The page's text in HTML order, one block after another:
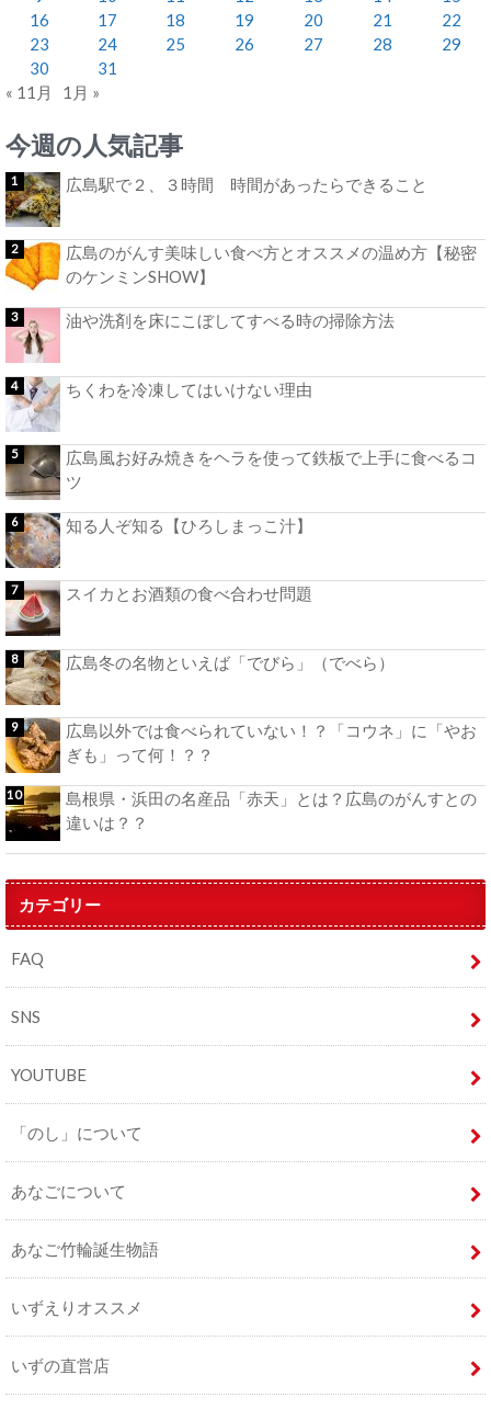
16
17 18 19 20 21
22
23
24 25 26 27 28
29
30
31
« 11月
1月 »
今週の人気記事
広島駅で２、３時間 時間があったらできること
広島のがんす美味しい食べ方とオススメの温め方【秘密
のケンミンSHOW】
油や洗剤を床にこぼしてすべる時の掃除方法
ちくわを冷凍してはいけない理由
広島風お好み焼きをヘラを使って鉄板で上手に食べるコ
ツ
知る人ぞ知る【ひろしまっこ汁】
スイカとお酒類の食べ合わせ問題
広島冬の名物といえば「でびら」（でべら）
広島以外では食べられていない！？「コウネ」に「やお
ぎも」って何！？？
島根県・浜田の名産品「赤天」とは？広島のがんすとの
違いは？？
カテゴリー
FAQ
SNS
YOUTUBE
「のし」について
あなごについて
あなご竹輪誕生物語
いずえりオススメ
いずの直営店